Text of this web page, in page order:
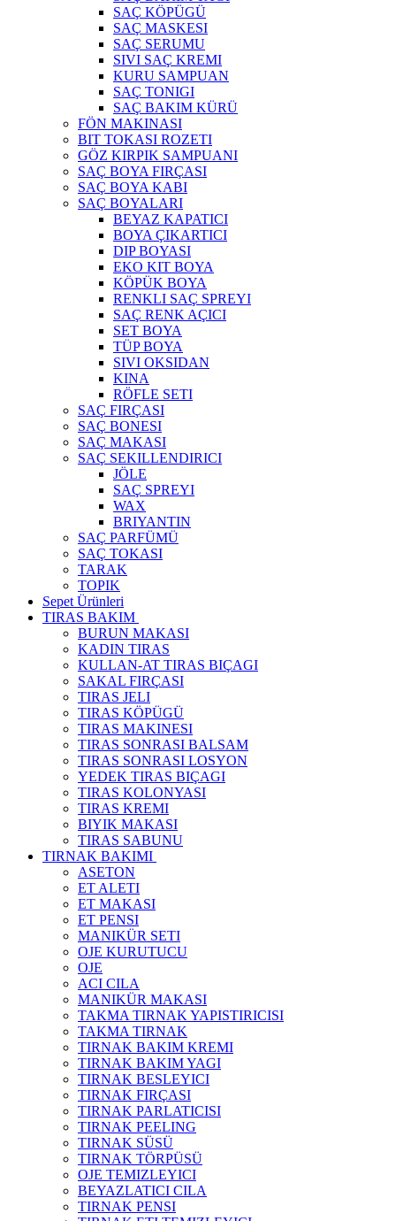
SAÇ KÖPÜGÜ
SAÇ MASKESI
SAÇ SERUMU
SIVI SAÇ KREMI
KURU SAMPUAN
SAÇ TONIGI
SAÇ BAKIM KÜRÜ
FÖN MAKINASI
BIT TOKASI ROZETI
GÖZ KIRPIK SAMPUANI
SAÇ BOYA FIRÇASI
SAÇ BOYA KABI
SAÇ BOYALARI
BEYAZ KAPATICI
BOYA ÇIKARTICI
DIP BOYASI
EKO KIT BOYA
KÖPÜK BOYA
RENKLI SAÇ SPREYI
SAÇ RENK AÇICI
SET BOYA
TÜP BOYA
SIVI OKSIDAN
KINA
RÖFLE SETI
SAÇ FIRÇASI
SAÇ BONESI
SAÇ MAKASI
SAÇ SEKILLENDIRICI
JÖLE
SAÇ SPREYI
WAX
BRIYANTIN
SAÇ PARFÜMÜ
SAÇ TOKASI
TARAK
TOPIK
Sepet Ürünleri
TIRAS BAKIM
BURUN MAKASI
KADIN TIRAS
KULLAN-AT TIRAS BIÇAGI
SAKAL FIRÇASI
TIRAS JELI
TIRAS KÖPÜGÜ
TIRAS MAKINESI
TIRAS SONRASI BALSAM
TIRAS SONRASI LOSYON
YEDEK TIRAS BIÇAGI
TIRAS KOLONYASI
TIRAS KREMI
BIYIK MAKASI
TIRAS SABUNU
TIRNAK BAKIMI
ASETON
ET ALETI
ET MAKASI
ET PENSI
MANIKÜR SETI
OJE KURUTUCU
OJE
ACI CILA
MANIKÜR MAKASI
TAKMA TIRNAK YAPISTIRICISI
TAKMA TIRNAK
TIRNAK BAKIM KREMI
TIRNAK BAKIM YAGI
TIRNAK BESLEYICI
TIRNAK FIRÇASI
TIRNAK PARLATICISI
TIRNAK PEELING
TIRNAK SÜSÜ
TIRNAK TÖRPÜSÜ
OJE TEMIZLEYICI
BEYAZLATICI CILA
TIRNAK PENSI